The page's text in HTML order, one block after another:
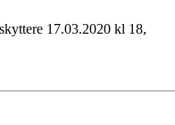
17.03.2020 kl 18,